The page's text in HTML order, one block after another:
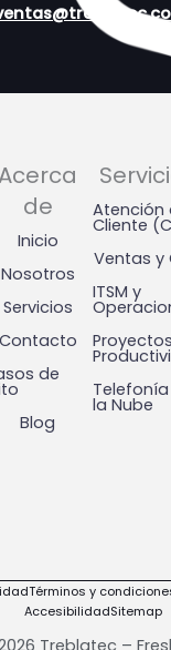
Acerca
de
Inicio
Nosotros
Servicios
Contacto
de
Blog
Atención
Cliente
Ventas y
ITSM y
la Nube
Términos y
AccesibilidadSitemap